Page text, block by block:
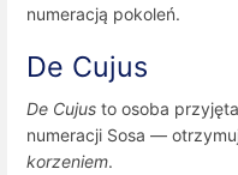
numeracją pokoleń.
De Cujus
De Cujus to osoba
numeracji Sosa —
korzeniem.